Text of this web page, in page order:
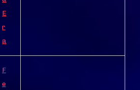
E
r
a
F
e